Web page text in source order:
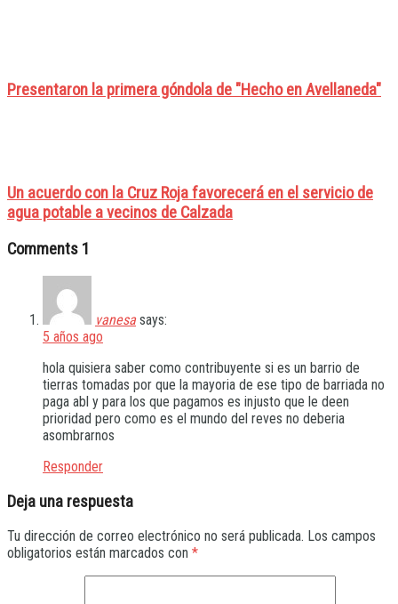
Presentaron la primera góndola de "Hecho en Avellaneda"
Un acuerdo con la Cruz Roja favorecerá en el servicio de
agua potable a vecinos de Calzada
Comments 1
vanesa says:
5 años ago
hola quisiera saber como contribuyente si es un barrio de
tierras tomadas por que la mayoria de ese tipo de barriada no
paga abl y para los que pagamos es injusto que le deen
prioridad pero como es el mundo del reves no deberia
asombrarnos
Responder
Deja una respuesta
Tu dirección de correo electrónico no será publicada. Los campos
obligatorios están marcados con *